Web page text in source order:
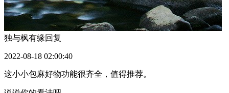
独与枫有缘回复
2022-08-18 02:00:40
这小小包麻好物功能很齐全，值得推荐。